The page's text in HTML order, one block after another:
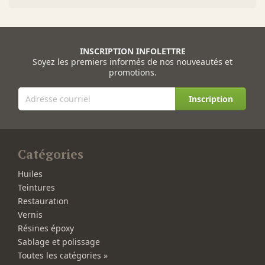
INSCRIPTION INFOLETTRE
Soyez les premiers informés de nos nouveautés et
promotions.
Inscription
Catégories
Huiles
Teintures
Restauration
Vernis
Résines époxy
Sablage et polissage
Toutes les catégories »